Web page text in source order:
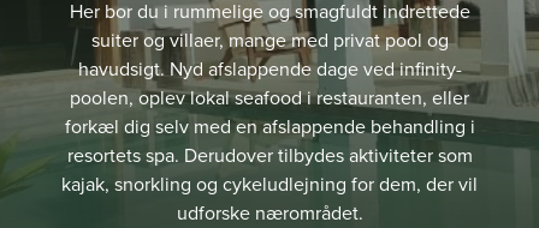
Her bor du i rummelige og smagfuldt indrettede
suiter og villaer, mange med privat pool og
havudsigt. Nyd afslappende dage ved infinity-
poolen, oplev lokal seafood i restauranten, eller
forkæl dig selv med en afslappende behandling i
resortets spa. Derudover tilbydes aktiviteter som
kajak, snorkling og cykeludlejning for dem, der vil
udforske nærområdet.